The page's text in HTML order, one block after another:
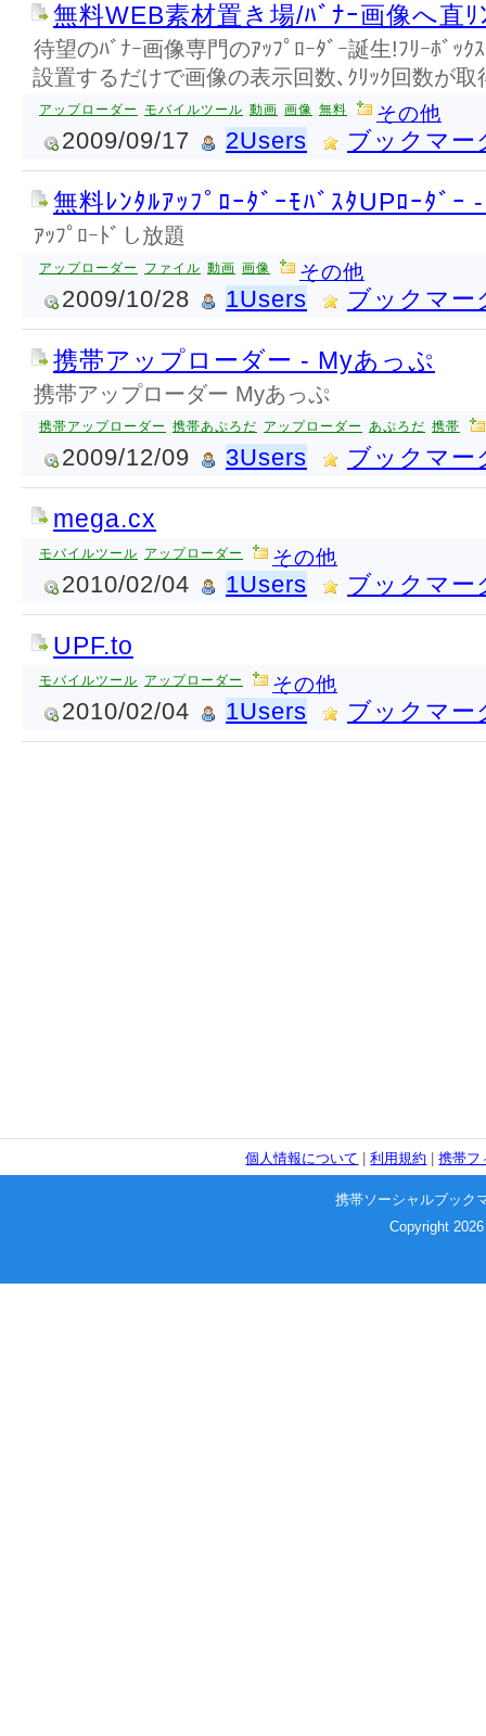
無料WEB素材置き場/ﾊﾞﾅｰ画像へ直ﾘ
待望のﾊﾞﾅｰ画像専門のｱｯﾌﾟﾛｰﾀﾞｰ誕生!ﾌﾘｰﾎﾞｯ
設置するだけで画像の表示回数､ｸﾘｯｸ回数が取
アップローダー モバイルツール 動画 画像 無料 その他
2009/09/17 2Users ブックマー
無料ﾚﾝﾀﾙｱｯﾌﾟﾛｰﾀﾞｰﾓﾊﾞｽﾀUPﾛｰﾀﾞｰ
ｱｯﾌﾟﾛｰﾄﾞし放題
アップローダー ファイル 動画 画像 その他
2009/10/28 1Users ブックマー
携帯アップローダー - Myあっぷ
携帯アップローダー Myあっぷ
携帯アップローダー 携帯あぷろだ アップローダー あぷろだ 携帯
2009/12/09 3Users ブックマー
mega.cx
モバイルツール アップローダー その他
2010/02/04 1Users ブックマー
UPF.to
モバイルツール アップローダー その他
2010/02/04 1Users ブックマー
個人情報について |利用規約 |携帯フ
携帯ソーシャルブック
Copyright